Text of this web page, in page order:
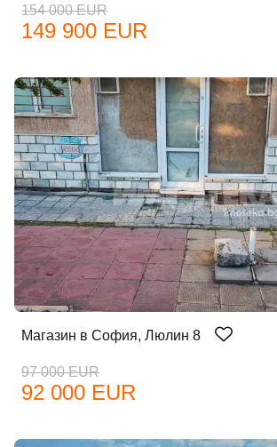
154 000 EUR
149 900 EUR
Магазин в София, Люлин 8
97 000 EUR
92 000 EUR